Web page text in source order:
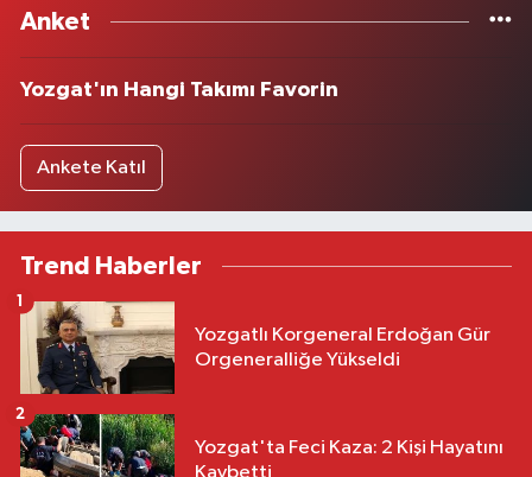
Anket
Yozgat'ın Hangi Takımı Favorin
Ankete Katıl
Trend Haberler
Yozgatlı Korgeneral Erdoğan Gür
Orgeneralliğe Yükseldi
1
Yozgat'ta Feci Kaza: 2 Kişi Hayatını
2